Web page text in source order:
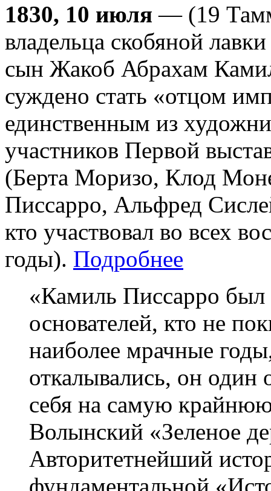
1830, 10 июля — (19
владельца скобяной
сын Жакоб Абрахам
суждено стать «отцом
единственным из
участников Первой
(Берта Моризо, Клод
Писсарро, Альфред
кто участвовал во всех
годы). Подробнее
«Камиль Писсарро
основателей, кто не
наиболее мрачные
откалывались, он один
себя на самую
Волынский «Зеленое
Авторитетнейший
фундаментальной